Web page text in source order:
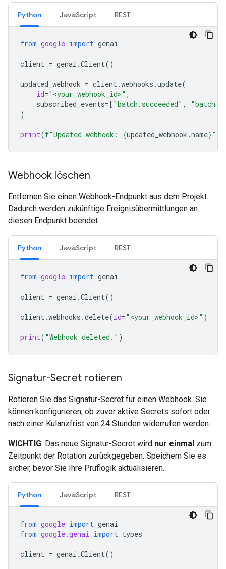
Python JavaScript REST
from google import genai
client = genai .Client()
updated_webhook = client.webhooks .update(
id="<your_webhook_id>" ,
subscribed_events=[ "batch.succeeded" ,
)
print(f"Updated webhook: {updated_webhook .name}"
Webhook löschen
Entfernen Sie einen Webhook-Endpunkt aus dem Projekt.
Dadurch werden zukünftige Ereignisübermittlungen an
diesen Endpunkt beendet.
Python JavaScript REST
from google import genai
client = genai .Client()
client.webhooks .delete(id="<your_webhook_id>" )
print( "Webhook deleted." )
Signatur-Secret rotieren
Rotieren Sie das Signatur-Secret für einen Webhook. Sie
können konfigurieren, ob zuvor aktive Secrets sofort oder
nach einer Kulanzfrist von 24 Stunden widerrufen werden.
WICHTIG: Das neue Signatur-Secret wird nur einmal zum
Zeitpunkt der Rotation zurückgegeben. Speichern Sie es
sicher, bevor Sie Ihre Prüflogik aktualisieren.
Python JavaScript REST
from google import genai
from google.genai import types
client = genai .Client()